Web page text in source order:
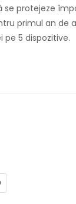
protejeze
primul an de
pe 5 dispozitive.